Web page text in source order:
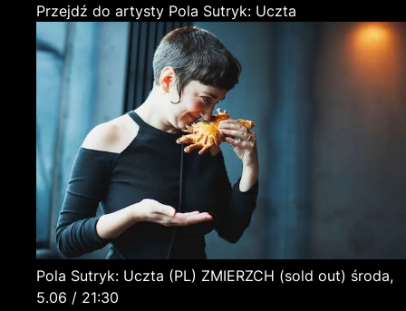
Przejdź do artysty Pola Sutryk: Uczta
Pola Sutryk: Uczta (PL) ZMIERZCH (sold out) środa,
5.06 / 21:30